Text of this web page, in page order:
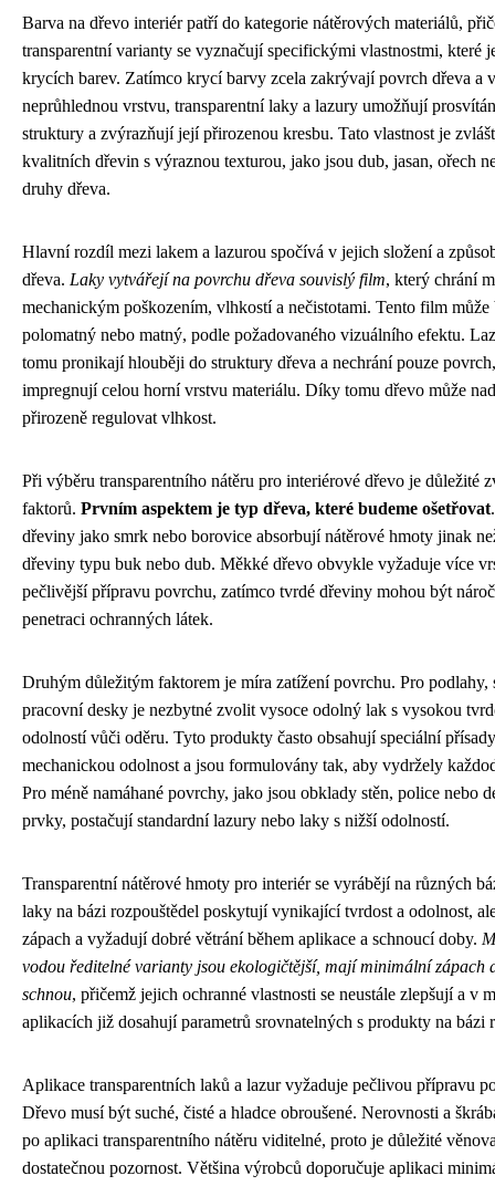
Barva na dřevo interiér patří do kategorie nátěrových materiálů,
transparentní varianty se vyznačují specifickými vlastnostmi, které
krycích barev. Zatímco krycí barvy zcela zakrývají povrch dřeva a
neprůhlednou vrstvu, transparentní laky a lazury umožňují
struktury a zvýrazňují její přirozenou kresbu. Tato vlastnost je
kvalitních dřevin s výraznou texturou, jako jsou dub, jasan, ořech
druhy dřeva.
Hlavní rozdíl mezi lakem a lazurou spočívá v jejich složení a
dřeva. Laky vytvářejí na povrchu dřeva souvislý film, který chrání
mechanickým poškozením, vlhkostí a nečistotami. Tento film
polomatný nebo matný, podle požadovaného vizuálního efektu.
tomu pronikají hlouběji do struktury dřeva a nechrání pouze
impregnují celou horní vrstvu materiálu. Díky tomu dřevo může
přirozeně regulovat vlhkost.
Při výběru transparentního nátěru pro interiérové dřevo je důležité
faktorů. Prvním aspektem je typ dřeva, které budeme ošetřovat
dřeviny jako smrk nebo borovice absorbují nátěrové hmoty jinak
dřeviny typu buk nebo dub. Měkké dřevo obvykle vyžaduje více
pečlivější přípravu povrchu, zatímco tvrdé dřeviny mohou být
penetraci ochranných látek.
Druhým důležitým faktorem je míra zatížení povrchu. Pro podlahy,
pracovní desky je nezbytné zvolit vysoce odolný lak s vysokou
odolností vůči oděru. Tyto produkty často obsahují speciální
mechanickou odolnost a jsou formulovány tak, aby vydržely
Pro méně namáhané povrchy, jako jsou obklady stěn, police nebo
prvky, postačují standardní lazury nebo laky s nižší odolností.
Transparentní nátěrové hmoty pro interiér se vyrábějí na různých
laky na bázi rozpouštědel poskytují vynikající tvrdost a odolnost,
zápach a vyžadují dobré větrání během aplikace a schnoucí doby.
vodou ředitelné varianty jsou ekologičtější, mají minimální zápach
schnou, přičemž jejich ochranné vlastnosti se neustále zlepšují a v
aplikacích již dosahují parametrů srovnatelných s produkty na bázi
Aplikace transparentních laků a lazur vyžaduje pečlivou přípravu
Dřevo musí být suché, čisté a hladce obroušené. Nerovnosti a
po aplikaci transparentního nátěru viditelné, proto je důležité
dostatečnou pozornost. Většina výrobců doporučuje aplikaci